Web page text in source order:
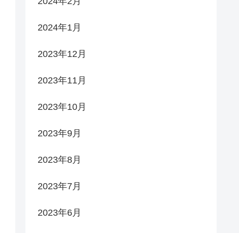
2024年1月
2023年12月
2023年11月
2023年10月
2023年9月
2023年8月
2023年7月
2023年6月